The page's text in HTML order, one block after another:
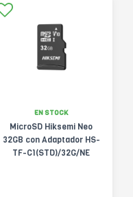
EN STOCK
MicroSD Hiksemi Neo
32GB con Adaptador HS-
TF-C1(STD)/32G/NE